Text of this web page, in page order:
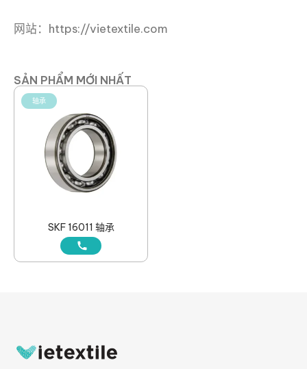
网站：https://vietextile.com
SẢN PHẨM MỚI NHẤT
轴承
SKF 16011 轴承